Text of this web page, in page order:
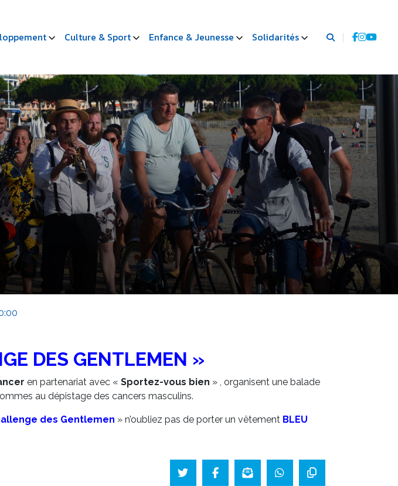
Culture & Sport Enfance & Jeunesse Solidarités
DES GENTLEMEN »
en partenariat avec « Sportez-vous bien » , organisent une balade
au dépistage des cancers masculins.
des Gentlemen » n’oubliez pas de porter un vêtement BLEU